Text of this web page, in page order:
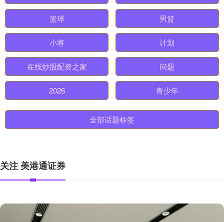
篮球 男篮
小将 计划
在线炒股配资之家 问题
2026 青少年
全部话题标签
关注 美港通证券